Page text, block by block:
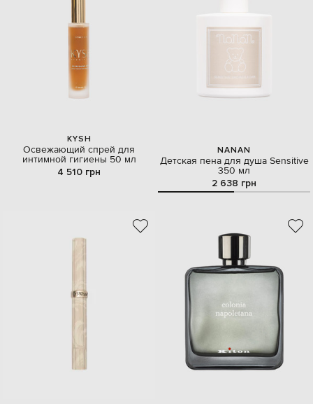
KYSH
Освежающий спрей для
интимной гигиены 50 мл
4 510 грн
NANAN
Детская пена для душа Sensitive
350 мл
2 638 грн